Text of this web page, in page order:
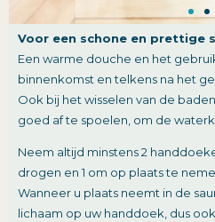
Voor een schone en prettige
Een warme douche en het
binnenkomst en telkens na het
Ook bij het wisselen van de
goed af te spoelen, om de
Neem altijd minstens 2
drogen en 1 om op plaats te
Wanneer u plaats neemt in de
lichaam op uw handdoek, dus